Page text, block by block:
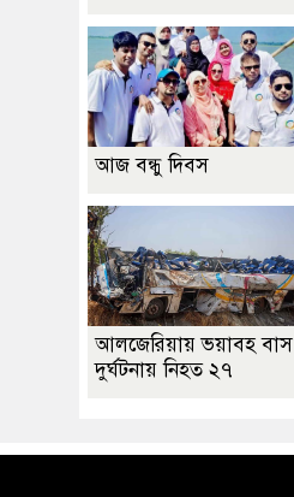
আজ বন্ধু দিবস
আলজেরিয়ায় ভয়াবহ বাস
দুর্ঘটনায় নিহত ২৭